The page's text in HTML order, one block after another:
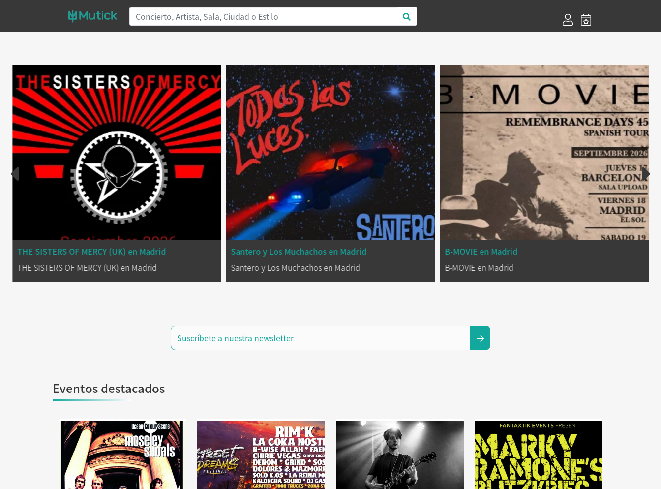
THE SISTERS OF MERCY (UK) en Madrid
THE SISTERS OF MERCY (UK) en Madrid
Santero y Los Muchachos en Madrid
Santero y Los Muchachos en Madrid
B-MOVIE en Madrid
B-MOVIE en Madrid
Eventos destacados